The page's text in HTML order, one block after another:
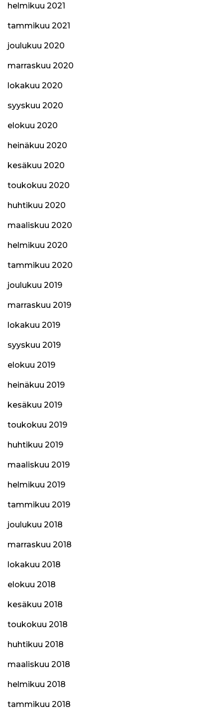
helmikuu 2021
tammikuu 2021
joulukuu 2020
marraskuu 2020
lokakuu 2020
syyskuu 2020
elokuu 2020
heinäkuu 2020
kesäkuu 2020
toukokuu 2020
huhtikuu 2020
maaliskuu 2020
helmikuu 2020
tammikuu 2020
joulukuu 2019
marraskuu 2019
lokakuu 2019
syyskuu 2019
elokuu 2019
heinäkuu 2019
kesäkuu 2019
toukokuu 2019
huhtikuu 2019
maaliskuu 2019
helmikuu 2019
tammikuu 2019
joulukuu 2018
marraskuu 2018
lokakuu 2018
elokuu 2018
kesäkuu 2018
toukokuu 2018
huhtikuu 2018
maaliskuu 2018
helmikuu 2018
tammikuu 2018